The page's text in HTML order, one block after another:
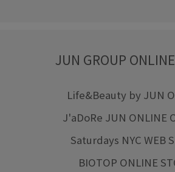
JUN GROUP
Life&Beauty by JUN
J'aDoRe JUN ONLINE
Saturdays NYC WEB
BIOTOP ONLINE